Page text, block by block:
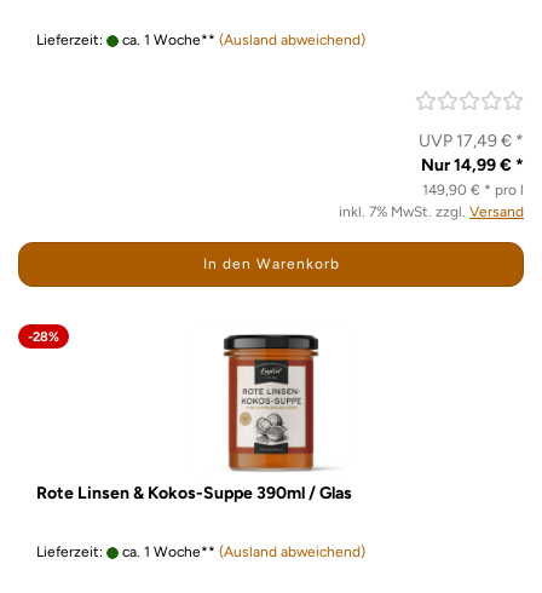
Lieferzeit: ca. 1 Woche** (Ausland abweichend)
UVP 17,49 € *
Nur 14,99 € *
149,90 € * pro l
inkl. 7% MwSt. zzgl. Versand
In den Warenkorb
-28%
Rote Linsen & Kokos-Suppe 390ml / Glas
Lieferzeit: ca. 1 Woche** (Ausland abweichend)